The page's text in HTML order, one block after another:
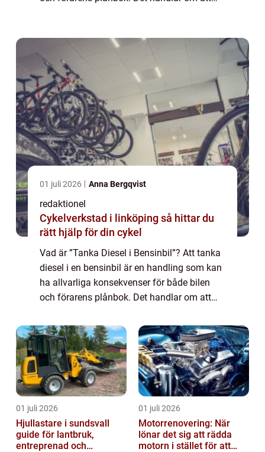
01 juli 2026 Anna Bergqvist
redaktionel
Cykelverkstad i linköping så hittar du
rätt hjälp för din cykel
Vad är ”Tanka Diesel i Bensinbil”? Att tanka
diesel i en bensinbil är en handling som kan
ha allvarliga konsekvenser för både bilen
och förarens plånbok. Det handlar om att
leda till skador p...
01 juli 2026
Hjullastare i sundsvall
guide för lantbruk,
entreprenad och
01 juli 2026
Motorrenovering: När
lönar det sig att rädda
motorn i stället för att